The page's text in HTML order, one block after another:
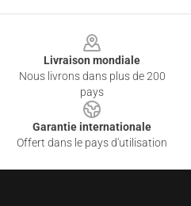
Livraison mondiale
Nous livrons dans plus de 200
pays
Garantie internationale
Offert dans le pays d'utilisation